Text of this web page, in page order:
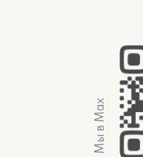
Мы в Max